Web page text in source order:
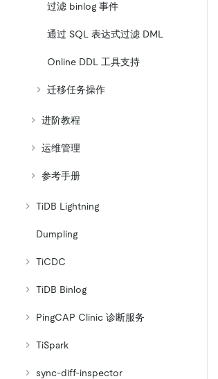
过滤 binlog 事件
通过 SQL 表达式过滤 DML
Online DDL 工具支持
迁移任务操作
进阶教程
运维管理
参考手册
TiDB Lightning
Dumpling
TiCDC
TiDB Binlog
PingCAP Clinic 诊断服务
TiSpark
sync-diff-inspector